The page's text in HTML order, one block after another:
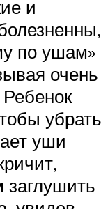
и
по ушам»
очень
убрать
уши
заглушить